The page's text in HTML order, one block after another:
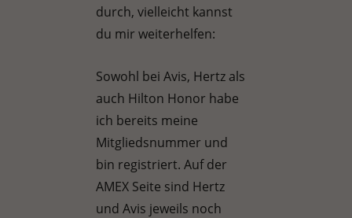
durch, vielleicht kannst
du mir weiterhelfen:
Sowohl bei Avis, Hertz als
auch Hilton Honor habe
ich bereits meine
Mitgliedsnummer und
bin registriert. Auf der
AMEX Seite sind Hertz
und Avis jeweils noch